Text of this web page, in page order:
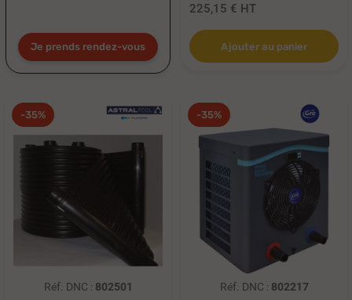
Je prends rendez-vous
225,15 € HT
Ajouter au panier
-35%
Réf. DNC : 802501
-35%
Réf. DNC : 802217